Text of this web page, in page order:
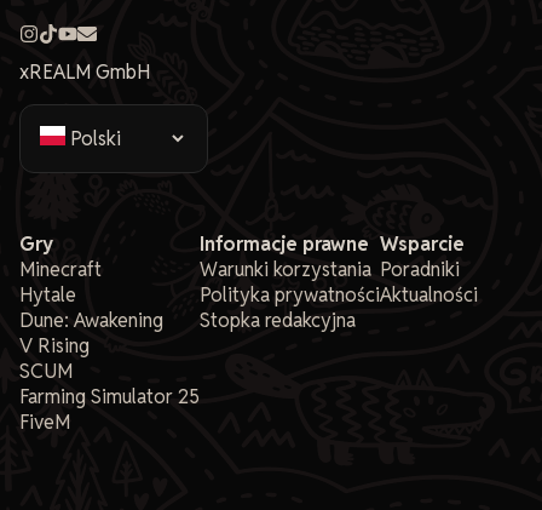
xREALM GmbH
Gry
Minecraft
Hytale
Dune: Awakening
V Rising
SCUM
Farming Simulator 25
FiveM
Informacje prawne
Warunki korzystania
Polityka prywatności
Stopka redakcyjna
Wsparcie
Poradniki
Aktualności